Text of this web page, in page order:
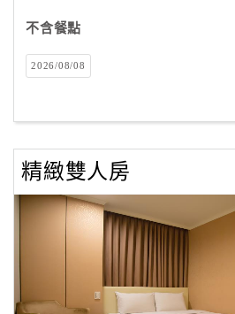
員
戶
客
服
聯
不含餐點
2026/08/08
精緻雙人房